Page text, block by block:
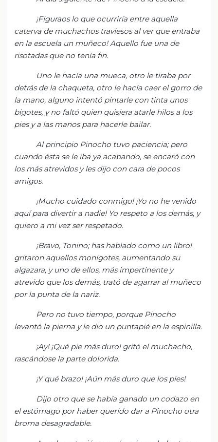
¡Figuraos lo que ocurriría entre aquella
caterva de muchachos traviesos al ver que entraba
en la escuela un muñeco! Aquello fue una de
risotadas que no tenía fin.
Uno le hacía una mueca, otro le tiraba por
detrás de la chaqueta, otro le hacía caer el gorro de
la mano, alguno intentó pintarle con tinta unos
bigotes, y no faltó quien quisiera atarle hilos a los
pies y a las manos para hacerle bailar.
Al principio Pinocho tuvo paciencia; pero
cuando ésta se le iba ya acabando, se encaró con
los más atrevidos y les dijo con cara de pocos
amigos.
¡Mucho cuidado conmigo! ¡Yo no he venido
aquí para divertir a nadie! Yo respeto a los demás, y
quiero a mi vez ser respetado.
¡Bravo, Tonino; has hablado como un libro!
gritaron aquellos monigotes, aumentando su
algazara, y uno de ellos, más impertinente y
atrevido que los demás, trató de agarrar al muñeco
por la punta de la nariz.
Pero no tuvo tiempo, porque Pinocho
levantó la pierna y le dio un puntapié en la espinilla.
¡Ay! ¡Qué pie más duro! gritó el muchacho,
rascándose la parte dolorida.
¡Y qué brazo! ¡Aún más duro que los pies!
Dijo otro que se había ganado un codazo en
el estómago por haber querido dar a Pinocho otra
broma desagradable.